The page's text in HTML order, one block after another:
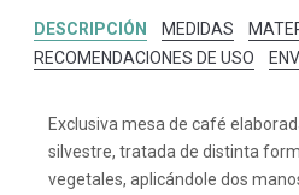
DESCRIPCIÓN MEDIDAS
RECOMENDACIONES DE USO
Exclusiva mesa de café
silvestre, tratada de distinta
vegetales, aplicándole dos